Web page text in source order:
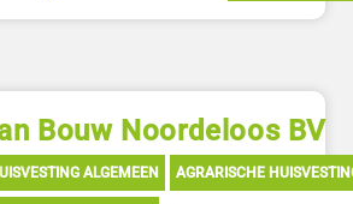
Bouw Noordeloos BV
ALGEMEEN AGRARISCHE